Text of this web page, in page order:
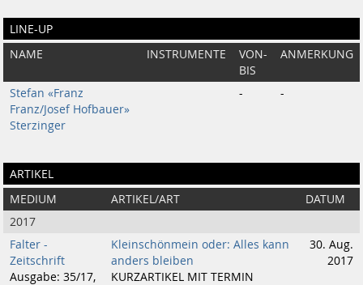
LINE-UP
NAME INSTRUMENTE
VON-
BIS
ANMERKUNG
Stefan «Franz
Franz/Josef Hofbauer»
Sterzinger
- -
ARTIKEL
MEDIUM ARTIKEL/ART
DATUM
2017
Falter -
Zeitschrift
Ausgabe: 35/17,
Kleinschönmein oder: Alles kann
anders bleiben
KURZARTIKEL MIT TERMIN
30. Aug.
2017